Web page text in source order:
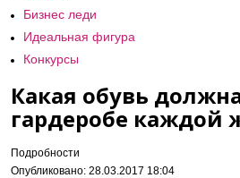
Бизнес леди
Идеальная фигура
Конкурсы
Какая обувь
гардеробе
Подробности
Опубликовано: 28.03.2017 18:04